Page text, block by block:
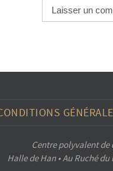
Centre polyvalent de
Halle de Han • Au Ruché